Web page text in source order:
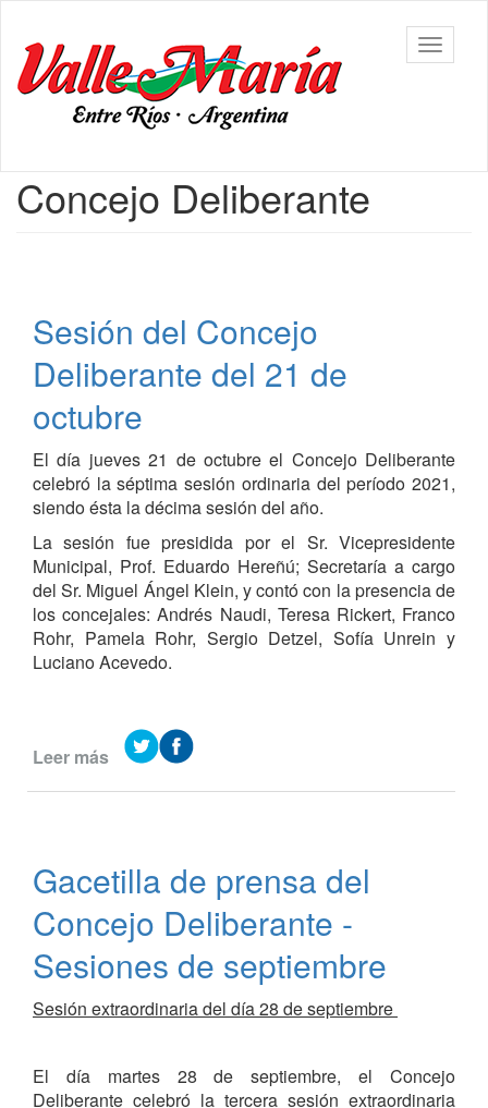
contenido
principal
Municipalidad
de Valle
María
barra
Contenido
Concejo Deliberante
Sesión del Concejo
Deliberante del 21 de
octubre
El día jueves 21 de octubre el Concejo Deliberante
celebró la séptima sesión ordinaria del período 2021,
siendo ésta la décima sesión del año.
La sesión fue presidida por el Sr. Vicepresidente
Municipal, Prof. Eduardo Hereñú; Secretaría a cargo
del Sr. Miguel Ángel Klein, y contó con la presencia de
los concejales: Andrés Naudi, Teresa Rickert, Franco
Rohr, Pamela Rohr, Sergio Detzel, Sofía Unrein y
Luciano Acevedo.
Leer más de
del
21
de
octubre
Gacetilla de prensa del
Concejo Deliberante -
Sesiones de septiembre
Sesión extraordinaria del día 28 de septiembre
El día martes 28 de septiembre, el Concejo
Deliberante celebró la tercera sesión extraordinaria